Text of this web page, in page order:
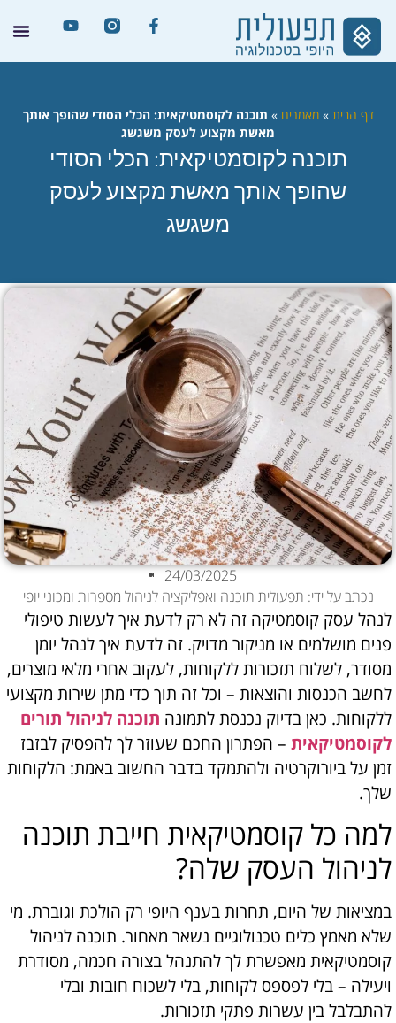
דף הבית »מאמרים » תוכנה לקוסמטיקאית: הכלי הסודי שהופך אותך
מאשת מקצוע לעסק משגשג
תוכנה לקוסמטיקאית: הכלי הסודי
שהופך אותך מאשת מקצוע לעסק
משגשג
24/03/2025
נכתב על ידי: תפעולית תוכנה ואפליקציה לניהול מספרות ומכוני יופי
לנהל עסק קוסמטיקה זה לא רק לדעת איך לעשות טיפולי
פנים מושלמים או מניקור מדויק. זה לדעת איך לנהל יומן
מסודר, לשלוח תזכורות ללקוחות, לעקוב אחרי מלאי מוצרים,
לחשב הכנסות והוצאות – וכל זה תוך כדי מתן שירות מקצועי
ללקוחות. כאן בדיוק נכנסת לתמונה תוכנה לניהול תורים
לקוסמטיקאית – הפתרון החכם שעוזר לך להפסיק לבזבז
זמן על ביורוקרטיה ולהתמקד בדבר החשוב באמת: הלקוחות
שלך.
למה כל קוסמטיקאית חייבת תוכנה
לניהול העסק שלה?
במציאות של היום, תחרות בענף היופי רק הולכת וגוברת. מי
שלא מאמץ כלים טכנולוגיים נשאר מאחור. תוכנה לניהול
קוסמטיקאית מאפשרת לך להתנהל בצורה חכמה, מסודרת
ויעילה – בלי לפספס לקוחות, בלי לשכוח חובות ובלי
להתבלבל בין עשרות פתקי תזכורות.